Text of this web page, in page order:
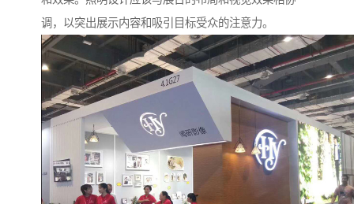
调，以突出展示内容和吸引目标受众的注意力。